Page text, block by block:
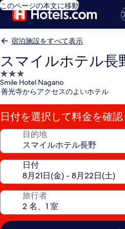
このページの本文に移動
宿泊施設をすべて表示
スマイルホテル長
3.0
つ
星
宿
泊
施
Smile Hotel Nagano
善光寺からアクセスのよいホテル
日付を選択して料金を確認
目的地
日付
旅行者